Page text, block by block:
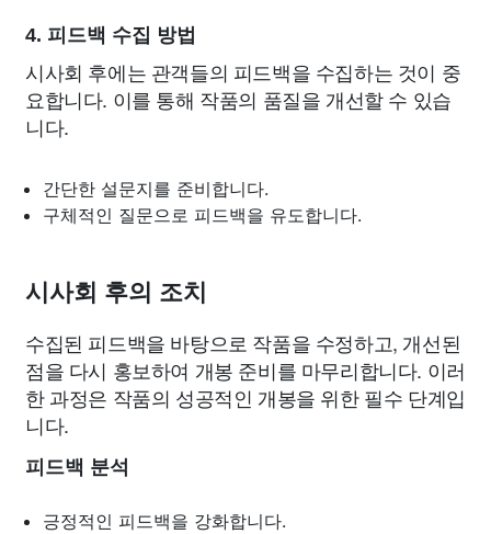
4. 피드백 수집 방법
시사회 후에는 관객들의 피드백을 수집하는 것이 중
요합니다. 이를 통해 작품의 품질을 개선할 수 있습
니다.
간단한 설문지를 준비합니다.
구체적인 질문으로 피드백을 유도합니다.
시사회 후의 조치
수집된 피드백을 바탕으로 작품을 수정하고, 개선된
점을 다시 홍보하여 개봉 준비를 마무리합니다. 이러
한 과정은 작품의 성공적인 개봉을 위한 필수 단계입
니다.
피드백 분석
긍정적인 피드백을 강화합니다.